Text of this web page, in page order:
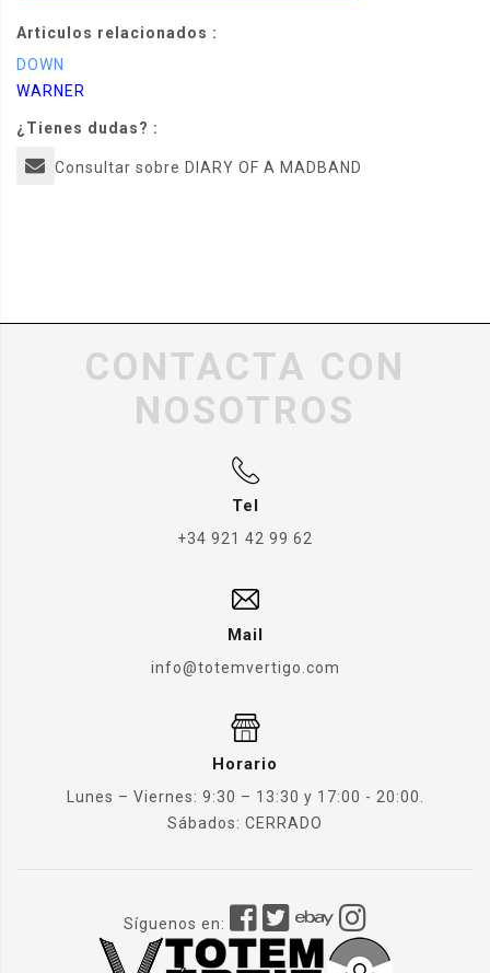
Articulos relacionados :
DOWN
WARNER
¿Tienes dudas? :
Consultar sobre DIARY OF A MADBAND
CONTACTA CON
NOSOTROS
Tel
+34 921 42 99 62
Mail
info@totemvertigo.com
Horario
Lunes – Viernes: 9:30 – 13:30 y 17:00 - 20:00.
Sábados: CERRADO
Síguenos en: